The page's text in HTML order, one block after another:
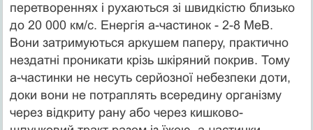
перетвореннях і рухаються зі швидкістю близько
до 20 000 км/с. Енергія а-частинок - 2-8 МеВ.
Вони затримуються аркушем паперу, практично
нездатні проникати крізь шкіряний покрив. Тому
а-частинки не несуть серйозної небезпеки доти,
доки вони не потраплять всередину організму
через відкриту рану або через кишково-